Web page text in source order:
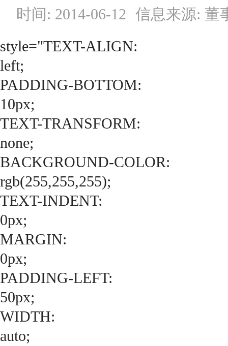
时间: 2014-06-12 信息来源: 董
style="TEXT-ALIGN:
left;
PADDING-BOTTOM:
10px;
TEXT-TRANSFORM:
none;
BACKGROUND-COLOR:
rgb(255,255,255);
TEXT-INDENT:
0px;
MARGIN:
0px;
PADDING-LEFT:
50px;
WIDTH:
auto;